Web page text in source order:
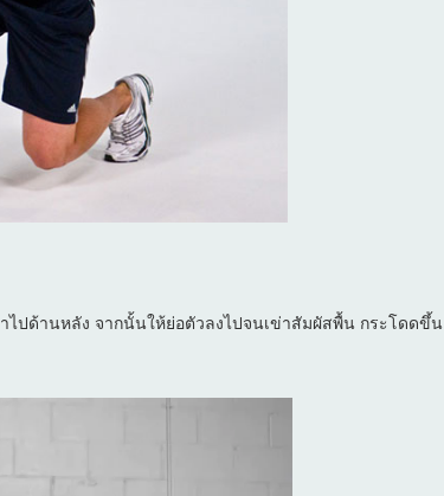
ไปด้านหลัง จากนั้นให้ย่อตัวลงไปจนเข่าสัมผัสพื้น กระโดดขึ้น